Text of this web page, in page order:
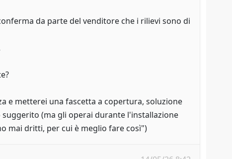
da parte del venditore che i rilievi sono di
e metterei una fascetta a copertura, soluzione
(ma gli operai durante l'installazione
mai dritti, per cui è meglio fare così")